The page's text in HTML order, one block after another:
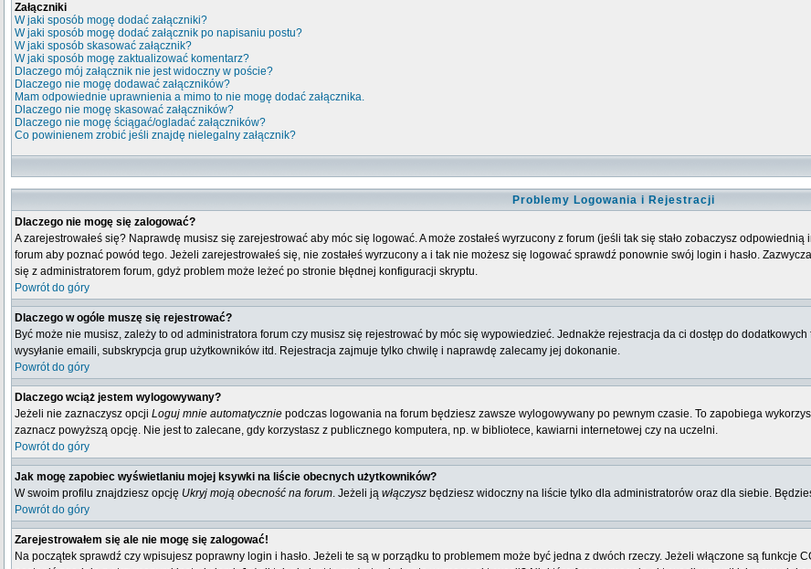
Załączniki
W jaki sposób mogę dodać załączniki?
W jaki sposób mogę dodać załącznik po napisaniu postu?
W jaki sposób skasować załącznik?
W jaki sposób mogę zaktualizować komentarz?
Dlaczego mój załącznik nie jest widoczny w poście?
Dlaczego nie mogę dodawać załączników?
Mam odpowiednie uprawnienia a mimo to nie mogę dodać załącznika.
Dlaczego nie mogę skasować załączników?
Dlaczego nie mogę ściągać/ogladać załączników?
Co powinienem zrobić jeśli znajdę nielegalny załącznik?
Problemy Logowania i Rejestracji
Dlaczego nie mogę się zalogować?
A zarejestrowałeś się? Naprawdę musisz się zarejestrować aby móc się logować. A może zostałeś wyrzucony z forum (jeśli tak się stało zobaczysz
forum aby poznać powód tego. Jeżeli zarejestrowałeś się, nie zostałeś wyrzucony a i tak nie możesz się logować sprawdź ponownie swój login i hasło.
się z administratorem forum, gdyż problem może leżeć po stronie błędnej konfiguracji skryptu.
Powrót do góry
Dlaczego w ogóle muszę się rejestrować?
Być może nie musisz, zależy to od administratora forum czy musisz się rejestrować by móc się wypowiedzieć. Jednakże rejestracja da ci dostęp do
wysyłanie emaili, subskrypcja grup użytkowników itd. Rejestracja zajmuje tylko chwilę i naprawdę zalecamy jej dokonanie.
Powrót do góry
Dlaczego wciąż jestem wylogowywany?
Jeżeli nie zaznaczysz opcji Loguj mnie automatycznie podczas logowania na forum będziesz zawsze wylogowywany po pewnym czasie. To zapobiega
zaznacz powyższą opcję. Nie jest to zalecane, gdy korzystasz z publicznego komputera, np. w bibliotece, kawiarni internetowej czy na uczelni.
Powrót do góry
Jak mogę zapobiec wyświetlaniu mojej ksywki na liście obecnych użytkowników?
W swoim profilu znajdziesz opcję Ukryj moją obecność na forum. Jeżeli ją włączysz będziesz widoczny na liście tylko dla administratorów oraz dla siebie.
Powrót do góry
Zarejestrowałem się ale nie mogę się zalogować!
Na początek sprawdź czy wpisujesz poprawny login i hasło. Jeżeli te są w porządku to problemem może być jedna z dwóch rzeczy. Jeżeli włączone są funkcje